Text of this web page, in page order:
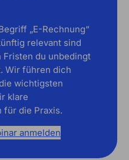
„E-Rechnung“
relevant sind
du unbedingt
Wir führen dich
wichtigsten
klare
für die Praxis.
anmelden